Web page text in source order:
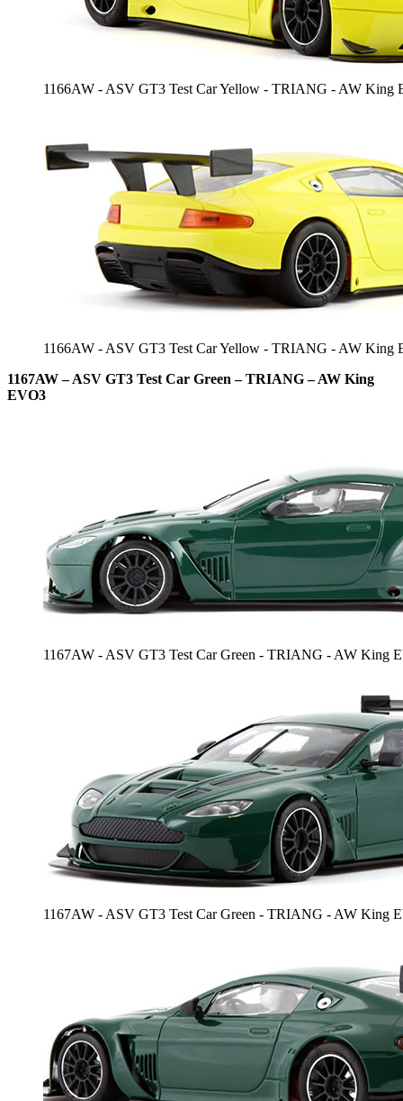
1166AW - ASV GT3 Test Car Yellow - TRIANG - AW King
1166AW - ASV GT3 Test Car Yellow - TRIANG - AW King
1167AW – ASV GT3 Test Car Green – TRIANG – AW King
EVO3
1167AW - ASV GT3 Test Car Green - TRIANG - AW King
1167AW - ASV GT3 Test Car Green - TRIANG - AW King